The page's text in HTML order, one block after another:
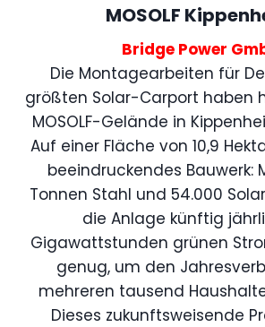
MOSOLF
Bridge Power
Die Montagearbeiten für
größten Solar-Carport haben
MOSOLF-Gelände in
Auf einer Fläche von 10,9
beeindruckendes Bauwerk:
Tonnen Stahl und 54.000
die Anlage künftig
Gigawattstunden grünen
genug, um den
mehreren tausend
Dieses zukunftsweisende